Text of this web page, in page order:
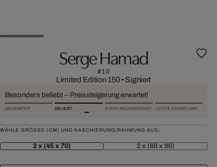
Serge Hamad
#10
Limited Edition 150• Signiert
Besonders beliebt – Preissteigerung erwartet!
GEHEIMTIPP BELIEBT STARK NACHGEFRAGT LETZTE EXEMPLARE
WÄHLE GRÖSSE (CM) UND KASCHIERUNG/RAHMUNG AUS:
2 x (45 x 70) 2 x (60 x 90)